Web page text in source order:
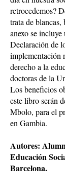
retrocedemos?
trata de
anexo se
Declaración de
implementación
derecho a la
doctoras de la
Los beneficios
este libro serán
Mbolo, para el
en Gambia.
Autores:
Educación
Barcelona.